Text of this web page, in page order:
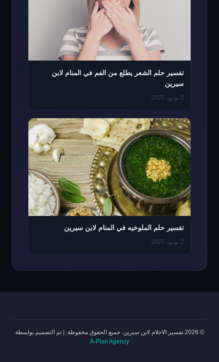
تفسير حلم الشعر يطلع من الفم في المنام لابن
سيرين
3 يونيو، 2025
تفسير حلم الملوخيه في المنام لابن سيرين
2 يونيو، 2025
© 2026 تفسير الاحلام لابن سيرين. جميع الحقوق محفوظة. |تم التصميم بواسطة
A-Plan Agency